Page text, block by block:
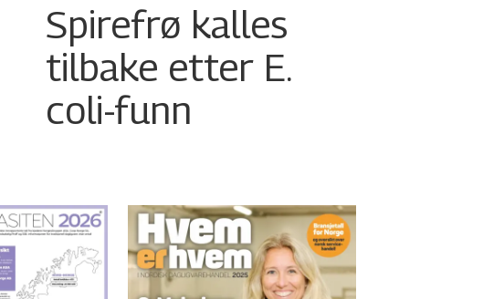
Spirefrø kalles
tilbake etter E.
coli-funn